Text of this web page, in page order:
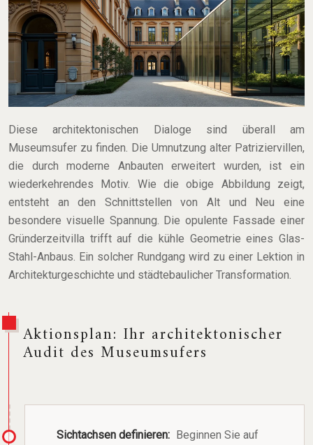
Diese architektonischen Dialoge sind überall am
Museumsufer zu finden. Die Umnutzung alter Patriziervillen,
die durch moderne Anbauten erweitert wurden, ist ein
wiederkehrendes Motiv. Wie die obige Abbildung zeigt,
entsteht an den Schnittstellen von Alt und Neu eine
besondere visuelle Spannung. Die opulente Fassade einer
Gründerzeitvilla trifft auf die kühle Geometrie eines Glas-
Stahl-Anbaus. Ein solcher Rundgang wird zu einer Lektion in
Architekturgeschichte und städtebaulicher Transformation.
Aktionsplan: Ihr architektonischer
Audit des Museumsufers
Sichtachsen definieren:
Beginnen Sie auf